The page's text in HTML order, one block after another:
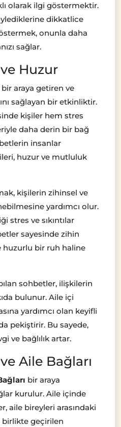
olarak ilgi göstermektir.
dikkatlice
onunla daha
sağlar.
Huzur
araya getiren ve
sağlayan bir etkinliktir.
kişiler hem stres
daha derin bir bağ
insanlar
huzur ve mutluluk
kişilerin zihinsel ve
yardımcı olur.
stres ve sıkıntılar
sayesinde zihin
huzurlu bir ruh haline
sohbetler, ilişkilerin
bulunur. Aile içi
yardımcı olan keyifli
pekiştirir. Bu sayede,
ve bağlılık artar.
Aile Bağları
bir araya
kurulur. Aile içinde
aile bireyleri arasındaki
geçirilen